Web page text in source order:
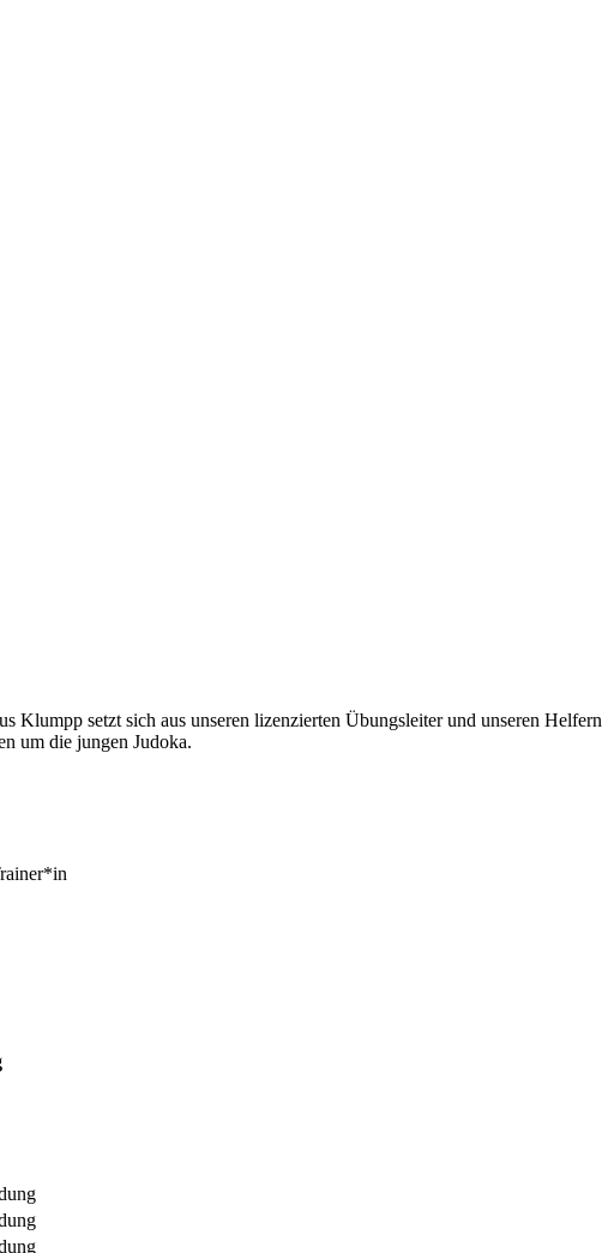
setzt sich aus unseren lizenzierten Übungsleiter und unseren
um die jungen Judoka.